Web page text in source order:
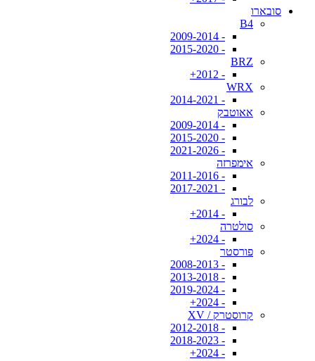
סובארו
B4
- 2009-2014
- 2015-2020
BRZ
- 2012+
WRX
- 2014-2021
אאוטבק
- 2009-2014
- 2015-2020
- 2021-2026
אימפרזה
- 2011-2016
- 2017-2021
לבורג
- 2014+
סולטרה
- 2024+
פורסטר
- 2008-2013
- 2013-2018
- 2019-2024
- 2024+
קרוסטרק / XV
- 2012-2018
- 2018-2023
- 2024+